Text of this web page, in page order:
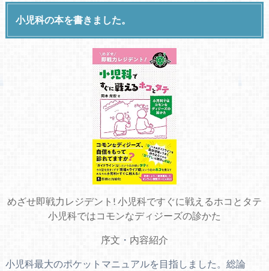
小児科の本を書きました。
めざせ即戦力レジデント! 小児科ですぐに戦えるホコとタテ
小児科ではコモンなディジーズの診かた
序文 ・ 内容紹介
小児科最大のポケットマニュアルを目指しました。総論